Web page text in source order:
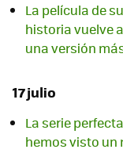
La película de
historia vuelve
una versión
17 julio
La serie
hemos visto un